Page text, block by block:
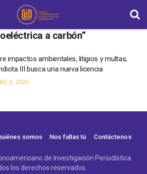
a carbón”
impactos ambientales, litigios y multas,
III busca una nueva licencia
3, 2026
somos Nos faltas tú Contáctenos
de Investigación Periodística.
los derechos reservados.